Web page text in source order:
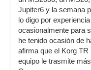
Jupiter6 y la semana
lo digo por
ocasionalmente para
he tenido ocasión de
afirma que el Korg
equipo le trasmite